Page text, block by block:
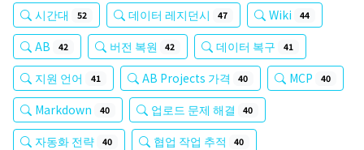
시간대 52 데이터 레지던시 47 Wiki 44
AB 42 버전 복원 42 데이터 복구 41
지원 언어 41 AB Projects 가격 40 MCP 40
Markdown 40 업로드 문제 해결 40
자동화 전략 40 협업 작업 추적 40